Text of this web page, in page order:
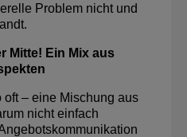
Problem nicht und
Mitte! Ein Mix aus
oft – eine Mischung aus
nicht einfach